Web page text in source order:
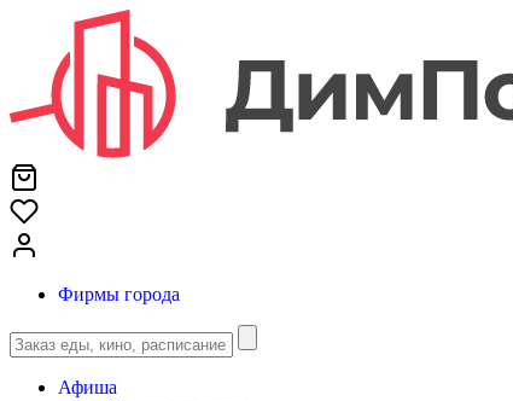
Фирмы города
Афиша